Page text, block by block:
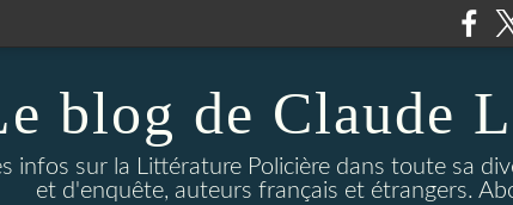
blog de Claude
infos sur la Littérature Policière dans toute sa
et d'enquête, auteurs français et étrangers.